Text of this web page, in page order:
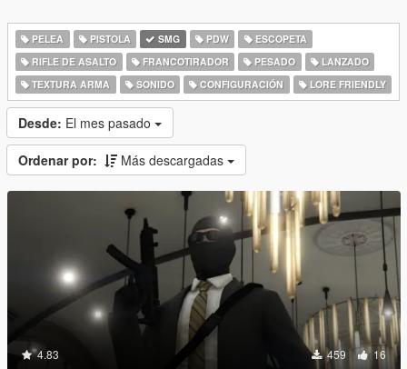
PELEA PISTOLA SMG PDW
ESCOPETA
RIFLE DE ASALTO
FRANCOTIRADOR PESADO
LANZADO
TEXTURA ARMA
SONIDO CONFIGURACIÓN LORE FRIENDLY
Desde: El mes pasado
Ordenar por: Más descargadas
4.83 459 16